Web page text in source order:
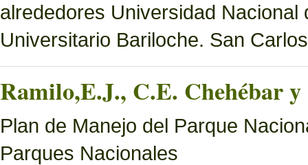
alrededores Universidad
Universitario Bariloche. San
Ramilo,E.J., C.E. Chehébar
Plan de Manejo del Parque
Parques Nacionales